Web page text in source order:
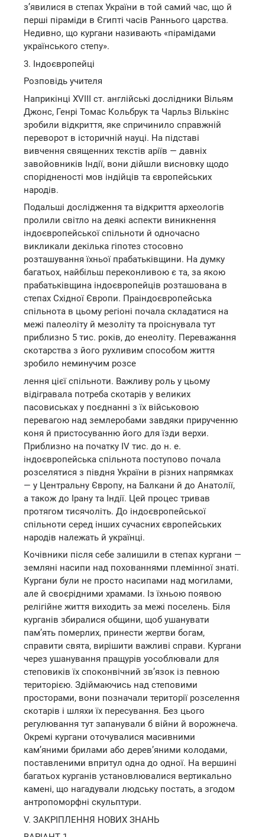
з’явилися в степах України в той самий час, що й
перші піраміди в Єгипті часів Раннього царства.
Недивно, що кургани називають «пірамідами
українського степу».
3. Індоєвропейці
Розповідь учителя
Наприкінці XVIII ст. англійські дослідники Вільям
Джонс, Генрі Томас Кольбрук та Чарльз Вількінс
зробили відкриття, яке спричинило справжній
переворот в історичній науці. На підставі
вивчення священних текстів аріїв — давніх
завойовників Індії, вони дійшли висновку щодо
спорідненості мов індійців та європейських
народів.
Подальші дослідження та відкриття археологів
пролили світло на деякі аспекти виникнення
індоєвропейської спільноти й одночасно
викликали декілька гіпотез стосовно
розташування їхньої прабатьківщини. На думку
багатьох, найбільш переконливою є та, за якою
прабатьківщина індоєвропейців розташована в
степах Східної Європи. Праіндоєвропейська
спільнота в цьому регіоні почала складатися на
межі палеоліту й мезоліту та проіснувала тут
приблизно 5 тис. років, до енеоліту. Переважання
скотарства з його рухливим способом життя
зробило неминучим розсе
лення цієї спільноти. Важливу роль у цьому
відігравала потреба скотарів у великих
пасовиськах у поєднанні з їх військовою
перевагою над землеробами завдяки прирученню
коня й пристосуванню його для їзди верхи.
Приблизно на початку IV тис. до н. е.
індоєвропейська спільнота поступово почала
розселятися з півдня України в різних напрямках
— у Центральну Європу, на Балкани й до Анатолії,
а також до Ірану та Індії. Цей процес тривав
протягом тисячоліть. До індоєвропейської
спільноти серед інших сучасних європейських
народів належать й українці.
Кочівники після себе залишили в степах кургани —
земляні насипи над похованнями племінної знаті.
Кургани були не просто насипами над могилами,
але й своєрідними храмами. Із їхньою появою
релігійне життя виходить за межі поселень. Біля
курганів збиралися общини, щоб ушанувати
пам’ять померлих, принести жертви богам,
справити свята, вирішити важливі справи. Кургани
через ушанування пращурів уособлювали для
степовиків їх споконвічний зв’язок із певною
територією. Здіймаючись над степовими
просторами, вони позначали території розселення
скотарів і шляхи їх пересування. Без цього
регулювання тут запанували б війни й ворожнеча.
Окремі кургани оточувалися масивними
кам’яними брилами або дерев’яними колодами,
поставленими впритул одна до одної. На вершині
багатьох курганів установлювалися вертикально
камені, що нагадували людську постать, а згодом
антропоморфні скульптури.
V. ЗАКРІПЛЕННЯ НОВИХ ЗНАНЬ